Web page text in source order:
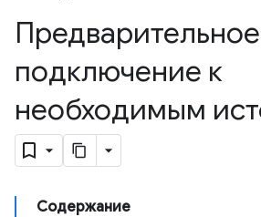
Предварительное
подключение к
необходимым
Содержание